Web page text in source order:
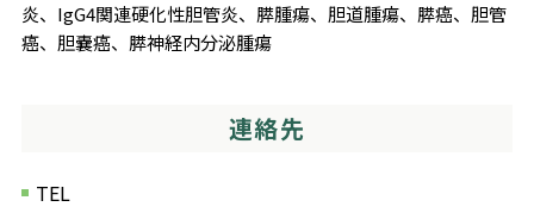
炎、IgG4関連硬化性胆管炎、膵腫瘍、胆道腫瘍、膵癌、胆管
癌、胆嚢癌、膵神経内分泌腫瘍
連絡先
TEL